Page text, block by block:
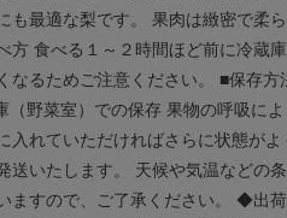
も最適な梨です。 果肉は緻密で柔
方 食べる１～２時間ほど前に冷蔵
なるためご注意ください。 ■保存
（野菜室）での保存 果物の呼吸に
入れていただければさらに状態が
送いたします。 天候や気温などの
ますので、ご了承ください。 ◆出